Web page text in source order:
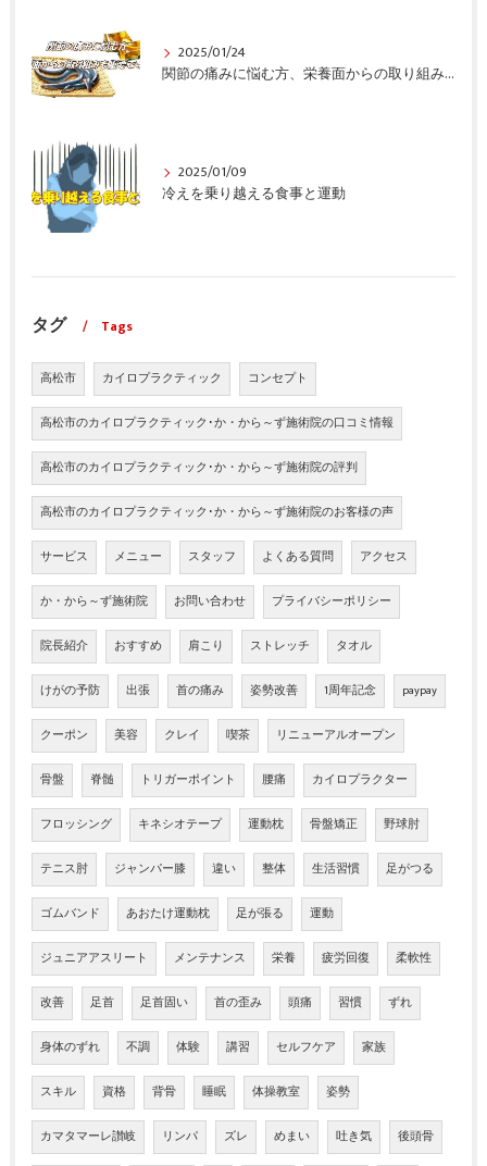
2025/01/24
関節の痛みに悩む方、栄養面からの取り組みも重要ですよ！
2025/01/09
冷えを乗り越える食事と運動
タグ Tags
高松市 カイロプラクティック コンセプト
高松市のカイロプラクティック･か・から～ず施術院の口コミ情報
高松市のカイロプラクティック･か・から～ず施術院の評判
高松市のカイロプラクティック･か・から～ず施術院のお客様の声
サービス メニュー スタッフ よくある質問 アクセス
か・から～ず施術院 お問い合わせ プライバシーポリシー
院長紹介 おすすめ 肩こり ストレッチ タオル
けがの予防 出張 首の痛み 姿勢改善 1周年記念 paypay
クーポン 美容 クレイ 喫茶 リニューアルオープン
骨盤 脊髄 トリガーポイント 腰痛 カイロプラクター
フロッシング キネシオテープ 運動枕 骨盤矯正 野球肘
テニス肘 ジャンパー膝 違い 整体 生活習慣 足がつる
ゴムバンド あおたけ運動枕 足が張る 運動
ジュニアアスリート メンテナンス 栄養 疲労回復 柔軟性
改善 足首 足首固い 首の歪み 頭痛 習慣 ずれ
身体のずれ 不調 体験 講習 セルフケア 家族
スキル 資格 背骨 睡眠 体操教室 姿勢
カマタマーレ讃岐 リンパ ズレ めまい 吐き気 後頭骨